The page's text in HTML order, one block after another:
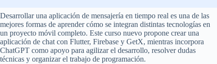
Desarrollar una aplicación de mensajería en tiempo real es una de las
mejores formas de aprender cómo se integran distintas tecnologías en
un proyecto móvil completo. Este curso nuevo propone crear una
aplicación de chat con Flutter, Firebase y GetX, mientras incorpora
ChatGPT como apoyo para agilizar el desarrollo, resolver dudas
técnicas y organizar el trabajo de programación.